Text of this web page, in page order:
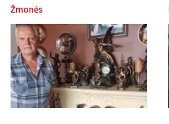
Žmonės